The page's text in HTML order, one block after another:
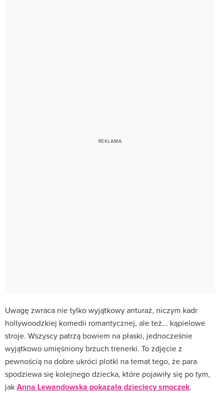
Uwagę zwraca nie tylko wyjątkowy anturaż, niczym kadr
hollywoodzkiej komedii romantycznej, ale też... kąpielowe
stroje. Wszyscy patrzą bowiem na płaski, jednocześnie
wyjątkowo umięśniony brzuch trenerki. To zdjęcie z
pewnością na dobre ukróci plotki na temat tego, że para
spodziewa się kolejnego dziecka, które pojawiły się po tym,
jakAnna Lewandowska pokazała dziecięcy smoczek.